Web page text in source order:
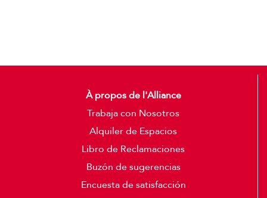
À propos de l'Alliance
Trabaja con Nosotros
Alquiler de Espacios
Libro de Reclamaciones
Buzón de sugerencias
Encuesta de satisfacción